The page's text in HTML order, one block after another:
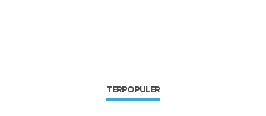
TERPOPULER